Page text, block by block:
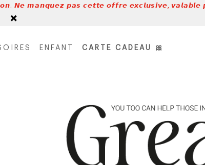
𝙉𝙚 𝙢𝙖𝙣𝙦𝙪𝙚𝙯 𝙥𝙖𝙨 𝙘𝙚𝙩𝙩𝙚 𝙤𝙛𝙛𝙧𝙚 𝙚𝙭𝙘𝙡𝙪𝙨𝙞𝙫𝙚, 𝙫𝙖𝙡𝙖𝙗𝙡𝙚
ENFANT CARTE CADEAU 🎀